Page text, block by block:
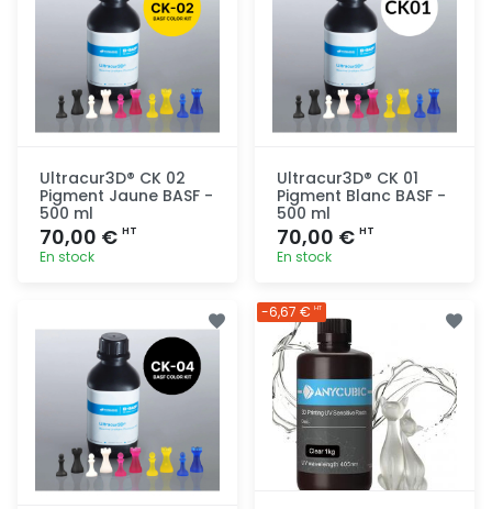
Ultracur3D® CK 02
Pigment Jaune BASF -
500 ml
70,00 € HT
En stock
rapide
Ultracur3D® CK 01
Pigment Blanc BASF -
500 ml
70,00 € HT
En stock
-6,67 € HT